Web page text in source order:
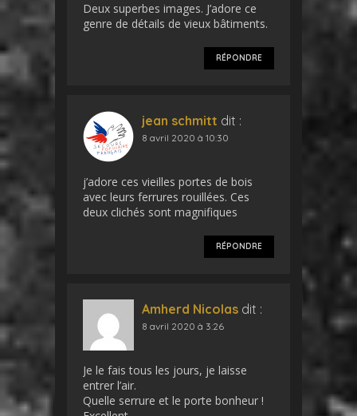
Deux superbes images. J’adore ce
genre de détails de vieux bâtiments.
RÉPONDRE
jean schmitt dit :
8 avril 2020 à 10:30
j’adore ces vieilles portes de bois
avec leurs ferrures rouillées. Ces
deux clichés sont magnifiques
RÉPONDRE
Amherd Nicolas dit :
8 avril 2020 à 3:26
Je le fais tous les jours, je laisse
entrer l’air.
Quelle serrure et le porte bonheur !